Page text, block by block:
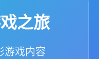
之旅
游戏内容